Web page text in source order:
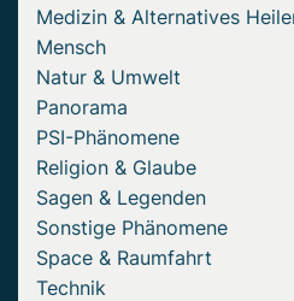
Medizin & Alternatives
Mensch
Natur & Umwelt
Panorama
PSI-Phänomene
Religion & Glaube
Sagen & Legenden
Sonstige Phänomene
Space & Raumfahrt
Technik